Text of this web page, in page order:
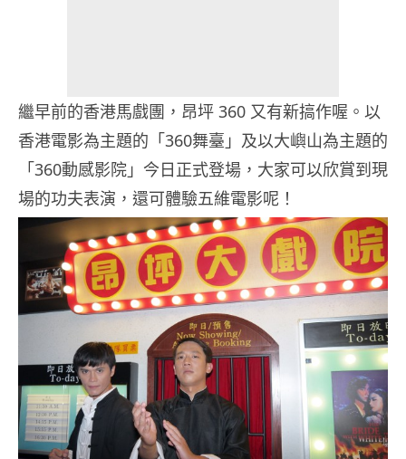
繼早前的香港馬戲團，昂坪 360 又有新搞作喔。以
香港電影為主題的「360舞臺」及以大嶼山為主題的
「360動感影院」今日正式登場，大家可以欣賞到現
場的功夫表演，還可體驗五維電影呢！